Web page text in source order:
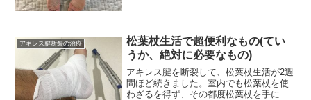
なることがありました。治...
アキレス腱断裂の治療
松葉杖生活で超便利なもの(てい
うか、絶対に必要なもの)
アキレス腱を断裂して、松葉杖生活が2週
間ほど続きました。室内でも松葉杖を使
わざるを得ず、その都度松葉杖を手にと